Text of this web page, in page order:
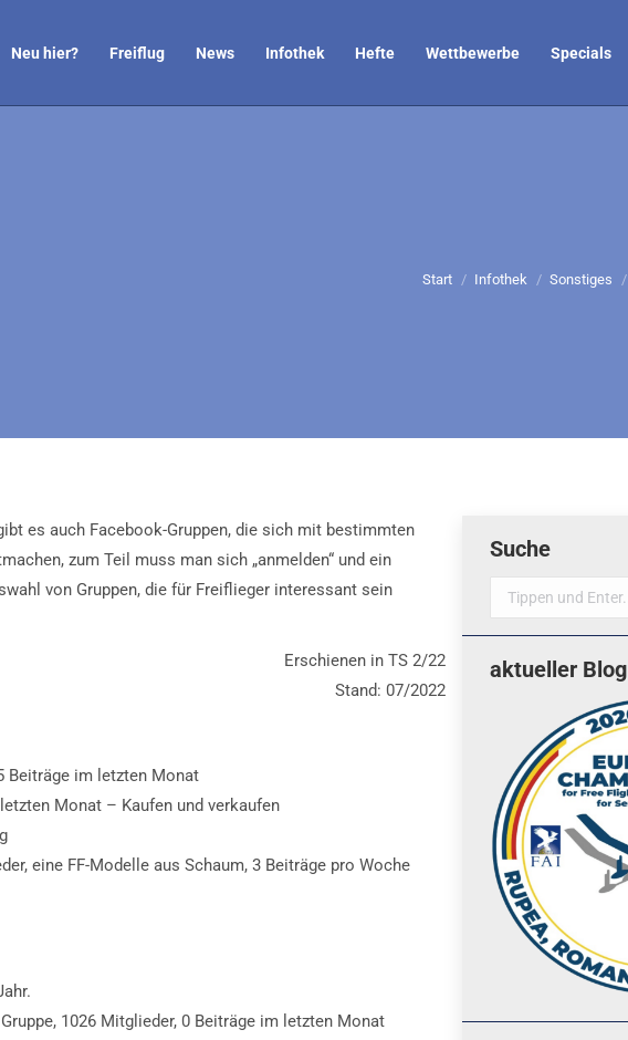
Neu hier? Freiflug News Infothek Hefte Wettbewerbe Specials
Sie befinden sich hier:
Start Infothek Sonstiges
es auch Facebook-Gruppen, die sich mit bestimmten
zum Teil muss man sich „anmelden“ und ein
von Gruppen, die für Freiflieger interessant sein
Erschienen in TS 2/22
Stand: 07/2022
Beiträge im letzten Monat
Monat – Kaufen und verkaufen
eine FF-Modelle aus Schaum, 3 Beiträge pro Woche
1026 Mitglieder, 0 Beiträge im letzten Monat
Suche
Suche
aktueller Blog